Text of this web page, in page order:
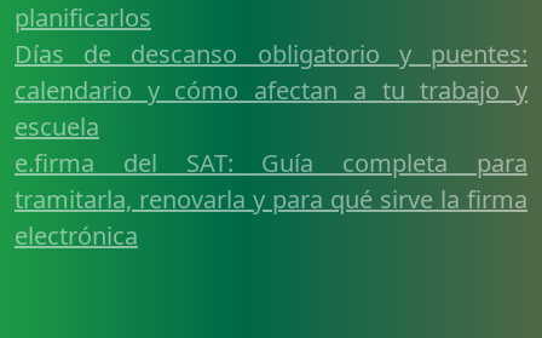
planificarlos
Días de descanso obligatorio y puentes:
calendario y cómo afectan a tu trabajo y
escuela
e.firma del SAT: Guía completa para
tramitarla, renovarla y para qué sirve la firma
electrónica